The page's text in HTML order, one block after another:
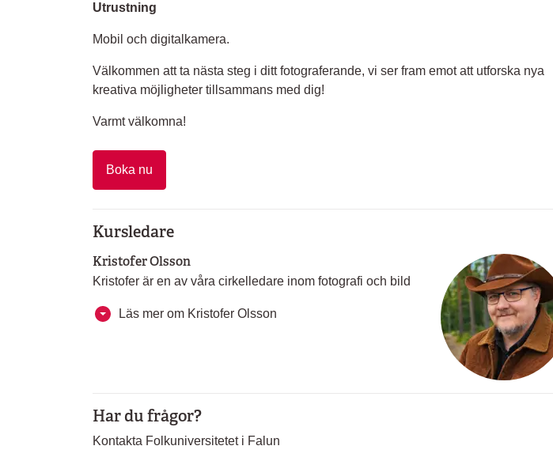
Utrustning
Mobil och digitalkamera.
Välkommen att ta nästa steg i ditt fotograferande, vi ser fram emot att utforska nya
kreativa möjligheter tillsammans med dig!
Varmt välkomna!
Boka nu
Kursledare
Kristofer Olsson
Kristofer är en av våra cirkelledare inom fotografi och bild
Läs mer om Kristofer Olsson
Har du frågor?
Kontakta Folkuniversitetet i Falun